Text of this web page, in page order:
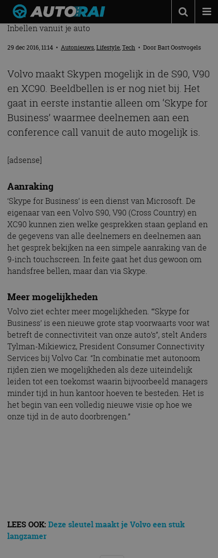
Autonieuws
Podcast
Autotests
Automerken
Adverteren
JE KAN NU SKYPEN IN EEN VOLVO
Inbellen vanuit je auto
29 dec 2016, 11:14 • Autonieuws,Lifestyle,Tech • DoorBart Oostvogels
Volvo maakt Skypen mogelijk in de S90, V90
en XC90. Beeldbellen is er nog niet bij. Het
gaat in eerste instantie alleen om ‘Skype for
Business’ waarmee deelnemen aan een
conference call vanuit de auto mogelijk is.
[adsense]
Aanraking
‘Skype for Business’ is een dienst van Microsoft. De
eigenaar van een Volvo S90, V90 (Cross Country) en
XC90 kunnen zien welke gesprekken staan gepland en
de gegevens van alle deelnemers en deelnemen aan
het gesprek bekijken na een simpele aanraking van de
9-inch touchscreen. In feite gaat het dus gewoon om
handsfree bellen, maar dan via Skype.
Meer mogelijkheden
Volvo ziet echter meer mogelijkheden. “‘Skype for
Business’ is een nieuwe grote stap voorwaarts voor wat
betreft de connectiviteit van onze auto’s”, stelt Anders
Tylman-Mikiewicz, President Consumer Connectivity
Services bij Volvo Car. “In combinatie met autonoom
rijden zien we mogelijkheden als deze uiteindelijk
leiden tot een toekomst waarin bijvoorbeeld managers
minder tijd in hun kantoor hoeven te besteden. Het is
het begin van een volledig nieuwe visie op hoe we
onze tijd in de auto doorbrengen.”
LEES OOK: Deze sleutel maakt je Volvo een stuk
langzamer